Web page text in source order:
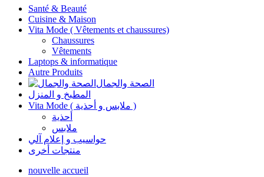
Santé & Beauté
Cuisine & Maison
Vita Mode ( Vêtements et chaussures)
Chaussures
Vêtements
Laptops & informatique
Autre Produits
الصحة والجمال
المطبخ و المنزل
Vita Mode ( ملابس و أحذية )
أحذية
ملابس
حواسيب و إعلام آلي
منتجات أخرى
nouvelle accueil